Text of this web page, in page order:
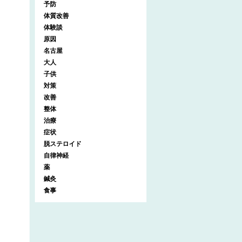
予防
体質改善
体験談
原因
名古屋
大人
子供
対策
改善
整体
治療
症状
脱ステロイド
自律神経
薬
鍼灸
食事